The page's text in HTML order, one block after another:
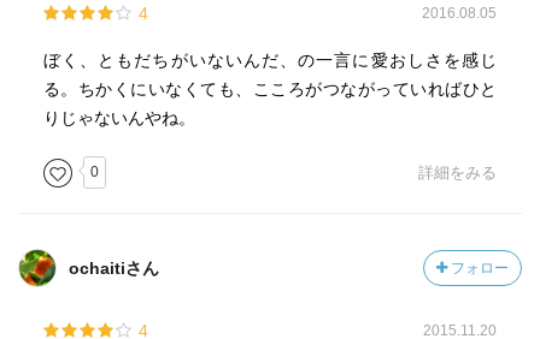
4 2016.08.05
ぼく、ともだちがいないんだ、の一言に愛おしさを感じ
る。ちかくにいなくても、こころがつながっていればひと
りじゃないんやね。
0 詳細をみる
ochaitiさん フォロー
4 2015.11.20